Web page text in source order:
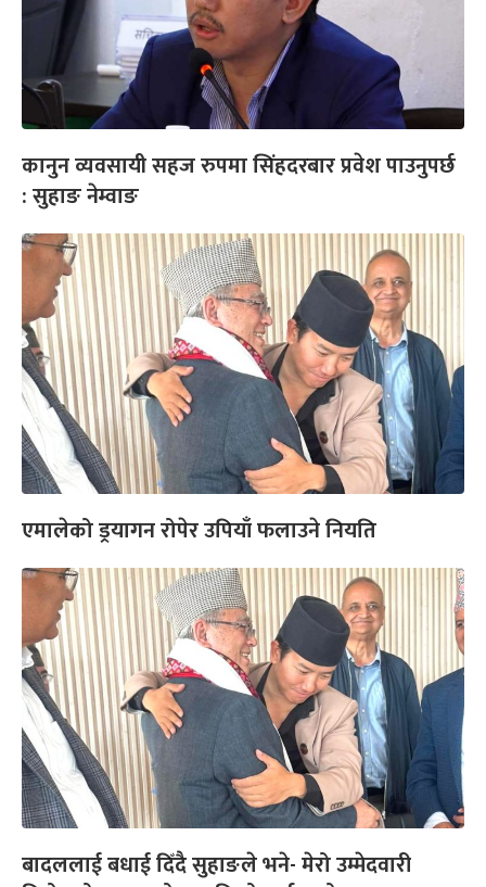
कानुन व्यवसायी सहज रुपमा सिंहदरबार प्रवेश पाउनुपर्छ
: सुहाङ नेम्वाङ
एमालेको ड्रयागन रोपेर उपियाँ फलाउने नियति
बादललाई बधाई दिँदै सुहाङले भने- मेरो उम्मेदवारी